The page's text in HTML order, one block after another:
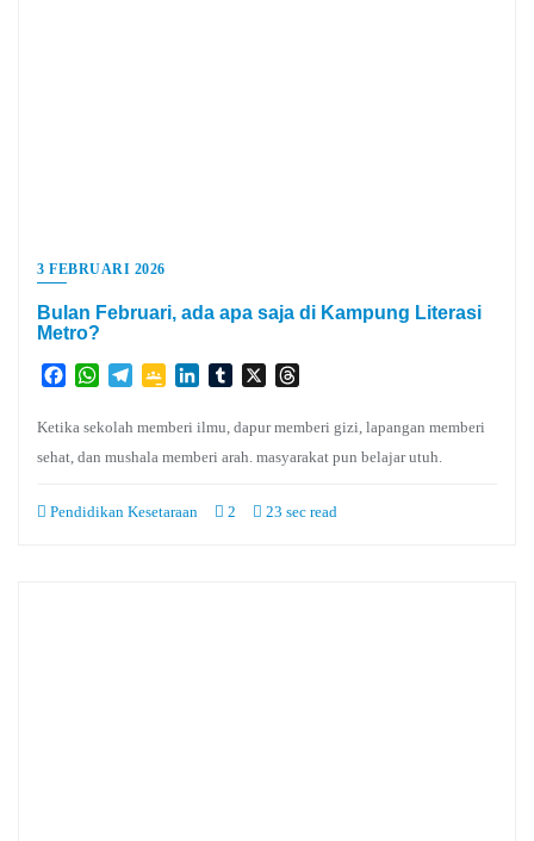
3 FEBRUARI 2026
Bulan Februari, ada apa saja di Kampung Literasi
Metro?
FacebookWhatsApp
TelegramGoogleLinkedInTumblr
X
Ketika sekolah memberi ilmu, dapur memberi gizi, lapangan memberi
sehat, dan mushala memberi arah. masyarakat pun belajar utuh.
Pendidikan Kesetaraan 2 23 sec read